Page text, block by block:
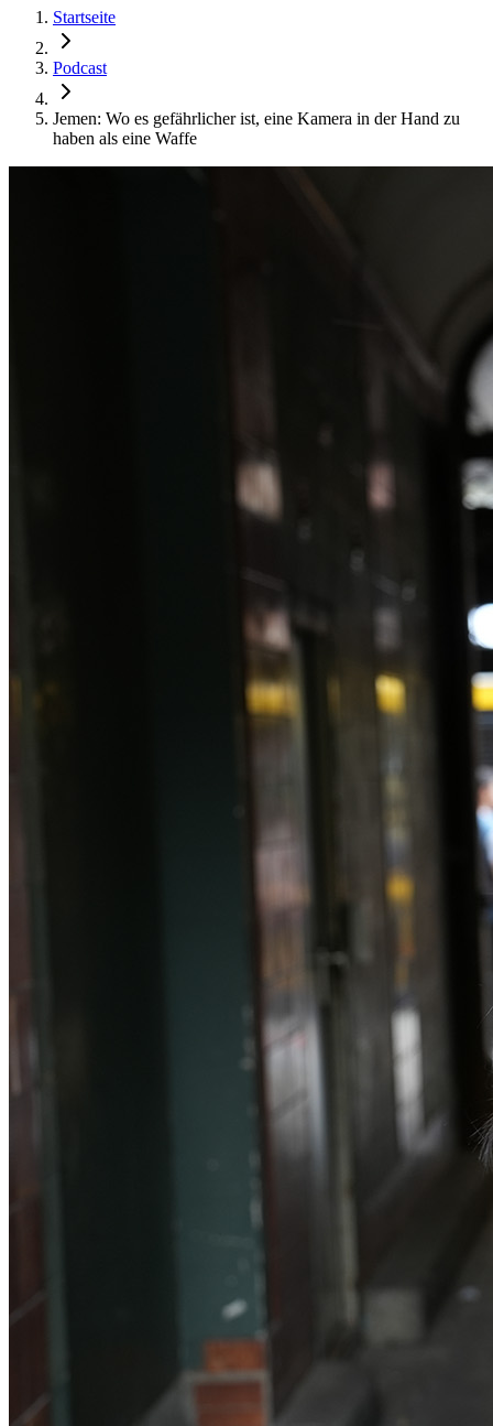
Startseite
Podcast
Jemen: Wo es gefährlicher ist, eine Kamera in der Hand zu
haben als eine Waffe